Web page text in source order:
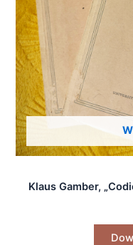
Klaus Gamber,